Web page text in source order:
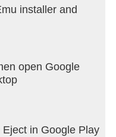
to your Phone
and if it’s
removal pro
any other liquid.
installer and
open Google
in Google Play